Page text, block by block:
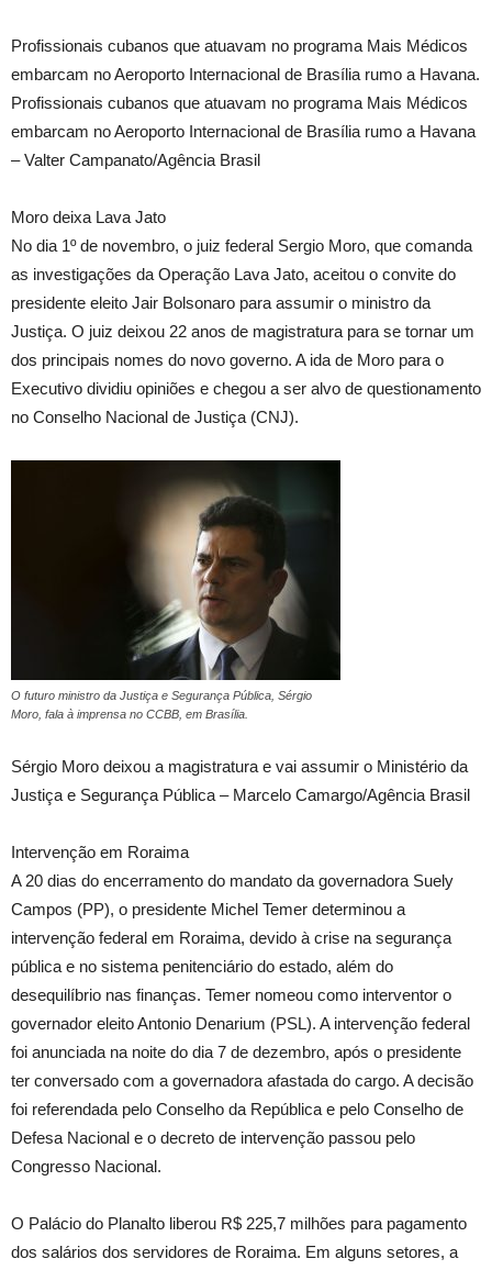
Profissionais cubanos que atuavam no programa Mais Médicos
embarcam no Aeroporto Internacional de Brasília rumo a Havana.
Profissionais cubanos que atuavam no programa Mais Médicos
embarcam no Aeroporto Internacional de Brasília rumo a Havana
– Valter Campanato/Agência Brasil
Moro deixa Lava Jato
No dia 1º de novembro, o juiz federal Sergio Moro, que comanda
as investigações da Operação Lava Jato, aceitou o convite do
presidente eleito Jair Bolsonaro para assumir o ministro da
Justiça. O juiz deixou 22 anos de magistratura para se tornar um
dos principais nomes do novo governo. A ida de Moro para o
Executivo dividiu opiniões e chegou a ser alvo de questionamento
no Conselho Nacional de Justiça (CNJ).
O futuro ministro da Justiça e Segurança Pública, Sérgio
Moro, fala à imprensa no CCBB, em Brasília.
Sérgio Moro deixou a magistratura e vai assumir o Ministério da
Justiça e Segurança Pública – Marcelo Camargo/Agência Brasil
Intervenção em Roraima
A 20 dias do encerramento do mandato da governadora Suely
Campos (PP), o presidente Michel Temer determinou a
intervenção federal em Roraima, devido à crise na segurança
pública e no sistema penitenciário do estado, além do
desequilíbrio nas finanças. Temer nomeou como interventor o
governador eleito Antonio Denarium (PSL). A intervenção federal
foi anunciada na noite do dia 7 de dezembro, após o presidente
ter conversado com a governadora afastada do cargo. A decisão
foi referendada pelo Conselho da República e pelo Conselho de
Defesa Nacional e o decreto de intervenção passou pelo
Congresso Nacional.
O Palácio do Planalto liberou R$ 225,7 milhões para pagamento
dos salários dos servidores de Roraima. Em alguns setores, a